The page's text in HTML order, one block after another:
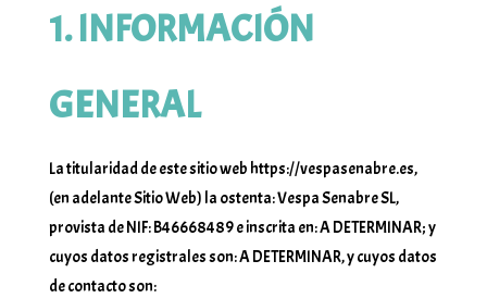
1. INFORMACIÓN
GENERAL
La titularidad de este sitio web https://vespasenabre.es,
(en adelante Sitio Web) la ostenta: Vespa Senabre SL,
provista de NIF: B46668489 e inscrita en: A DETERMINAR; y
cuyos datos registrales son: A DETERMINAR, y cuyos datos
de contacto son: